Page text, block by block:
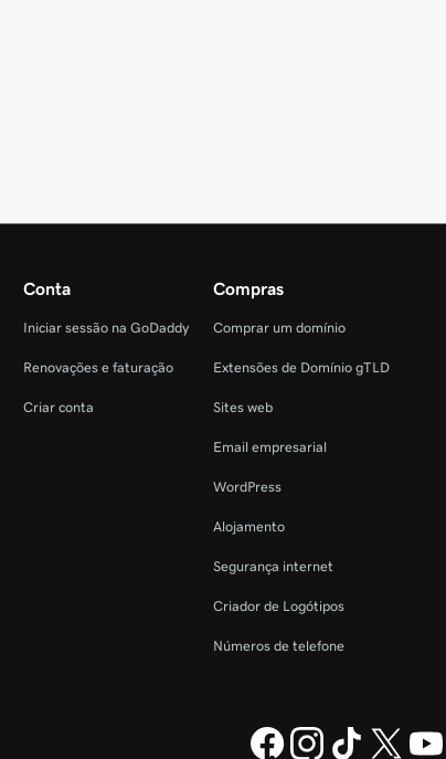
Conta
Iniciar sessão na GoDaddy
Renovações e faturação
Criar conta
Compras
Comprar um domínio
Extensões de Domínio gTLD
Sites web
Email empresarial
WordPress
Alojamento
Segurança internet
Criador de Logótipos
Números de telefone